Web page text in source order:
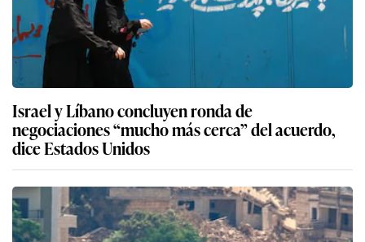
Israel y Líbano concluyen ronda de
negociaciones “mucho más cerca” del acuerdo,
dice Estados Unidos